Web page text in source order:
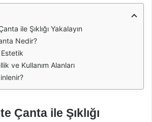
ile Şıklığı Yakalayın
Nedir?
Estetik
ve Kullanım Alanları
Çanta ile Şıklığı